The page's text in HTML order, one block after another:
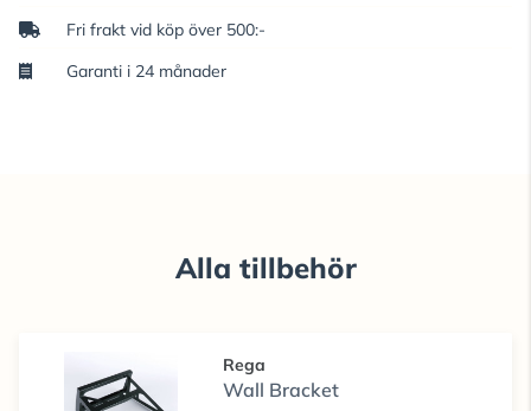
Fri frakt vid köp över 500:-
Garanti i 24 månader
Alla tillbehör
Rega
Wall Bracket